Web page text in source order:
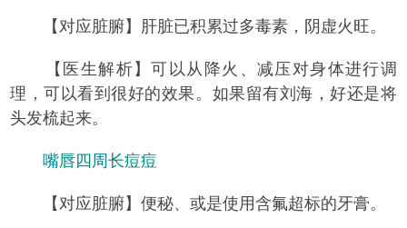
【对应脏腑】肝脏已积累过多毒素，阴虚火旺。
【医生解析】可以从降火、减压对身体进行调
理，可以看到很好的效果。如果留有刘海，好还是将
头发梳起来。
嘴唇四周长痘痘
【对应脏腑】便秘、或是使用含氟超标的牙膏。